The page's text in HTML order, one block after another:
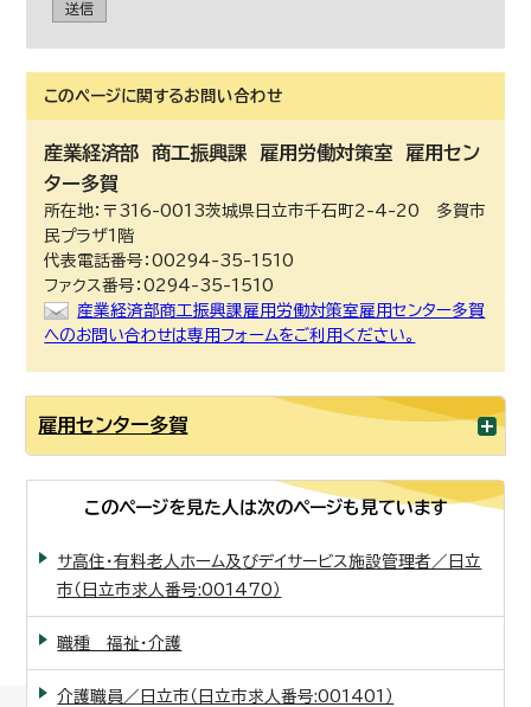
送信
このページに関するお問い合わせ
産業経済部商工振興課 雇用労働対策室 雇用セン
ター多賀
所在地：〒316-0013茨城県日立市千石町2-4-20 多賀市
民プラザ1階
代表電話番号：00294-35-1510
ファクス番号：0294-35-1510
産業経済部商工振興課雇用労働対策室雇用センター多賀
へのお問い合わせは専用フォームをご利用ください。
雇用センター多賀
このページを見た人は次のページも見ています
サ高住・有料老人ホーム及びデイサービス施設管理者／日立
市（日立市求人番号:001470）
職種 福祉・介護
介護職員／日立市（日立市求人番号:001401）